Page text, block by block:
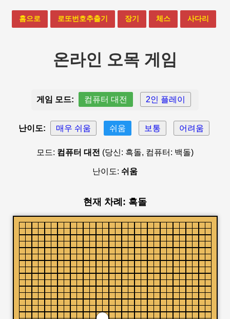
홈으로 로또번호추출기 장기 체스 사다리
온라인 오목 게임
게임 모드: 컴퓨터 대전 2인 플레이
난이도: 매우 쉬움 쉬움 보통 어려움
모드: 컴퓨터 대전 (당신: 흑돌, 컴퓨터: 백돌)
난이도: 쉬움
현재 차례: 흑돌